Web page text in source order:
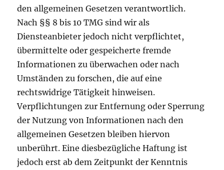
den allgemeinen Gesetzen verantwortlich.
Nach §§ 8 bis 10 TMG sind wir als
Diensteanbieter jedoch nicht verpflichtet,
übermittelte oder gespeicherte fremde
Informationen zu überwachen oder nach
Umständen zu forschen, die auf eine
rechtswidrige Tätigkeit hinweisen.
Verpflichtungen zur Entfernung oder Sperrung
der Nutzung von Informationen nach den
allgemeinen Gesetzen bleiben hiervon
unberührt. Eine diesbezügliche Haftung ist
jedoch erst ab dem Zeitpunkt der Kenntnis